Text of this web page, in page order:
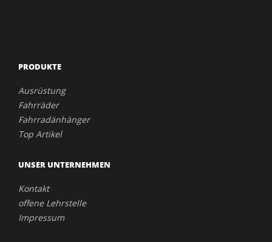
PRODUKTE
Ausrüstung
Fahrräder
Fahrradänhänger
Top Artikel
UNSER UNTERNEHMEN
Kontakt
offene Lehrstelle
Impressum